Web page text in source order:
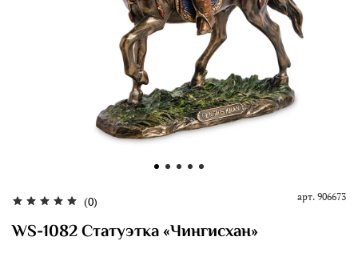
(0) арт. 906673
WS-1082 Статуэтка «Чингисхан»